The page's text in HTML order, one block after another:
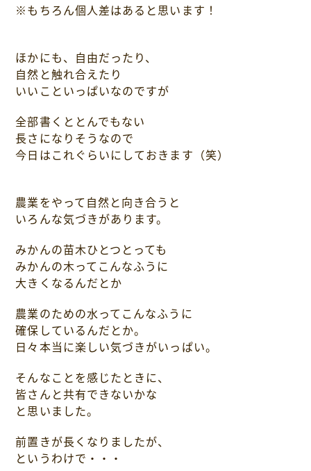
※もちろん個人差はあると思います！
ほかにも、自由だったり、
自然と触れ合えたり
いいこといっぱいなのですが
全部書くととんでもない
長さになりそうなので
今日はこれぐらいにしておきます（笑）
農業をやって自然と向き合うと
いろんな気づきがあります。
みかんの苗木ひとつとっても
みかんの木ってこんなふうに
大きくなるんだとか
農業のための水ってこんなふうに
確保しているんだとか。
日々本当に楽しい気づきがいっぱい。
そんなことを感じたときに、
皆さんと共有できないかな
と思いました。
前置きが長くなりましたが、
というわけで・・・